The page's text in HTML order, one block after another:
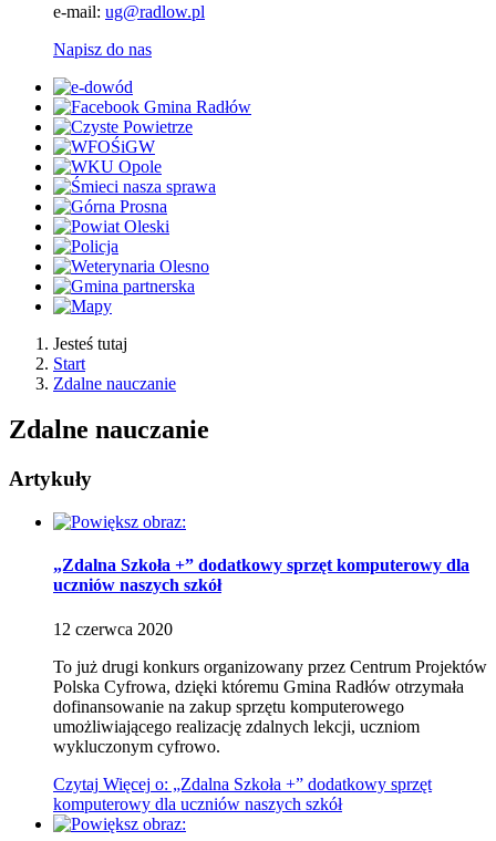
e-mail: ug@radlow.pl
Napisz do nas
Jesteś tutaj
Start
Zdalne nauczanie
Zdalne nauczanie
Artykuły
„Zdalna Szkoła +” dodatkowy sprzęt komputerowy dla
uczniów naszych szkół
12 czerwca 2020
To już drugi konkurs organizowany przez Centrum Projektów
Polska Cyfrowa, dzięki któremu Gmina Radłów otrzymała
dofinansowanie na zakup sprzętu komputerowego
umożliwiającego realizację zdalnych lekcji, uczniom
wykluczonym cyfrowo.
Czytaj Więcej o: „Zdalna Szkoła +” dodatkowy sprzęt
komputerowy dla uczniów naszych szkół